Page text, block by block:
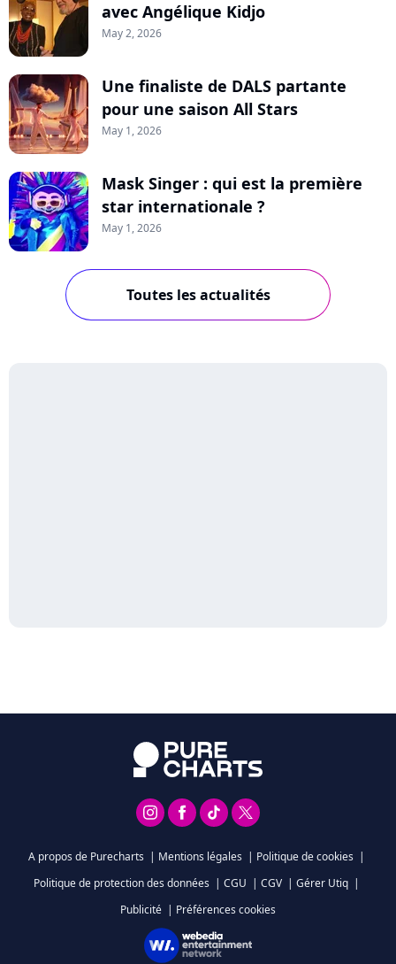
avec Angélique Kidjo
May 2, 2026
Une finaliste de DALS partante
pour une saison All Stars
May 1, 2026
Mask Singer : qui est la première
star internationale ?
May 1, 2026
Toutes les actualités
A propos de Purecharts | Mentions légales | Politique de cookies |
Politique de protection des données | CGU | CGV | Gérer Utiq |
Publicité | Préférences cookies